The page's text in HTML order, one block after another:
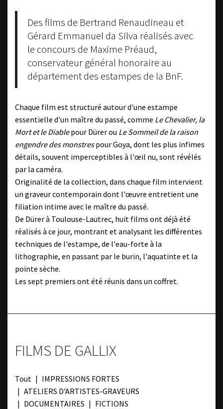
Des films de Bertrand Renaudineau et
Gérard Emmanuel da Silva réalisés avec
le concours de Maxime Préaud,
conservateur général honoraire au
département des estampes de la BnF.
Chaque film est structuré autour d'une estampe
essentielle d'un maître du passé, comme Le Chevalier, la
Mort et le Diablepour Dürer ou Le Sommeil de la raison
engendre des monstrespour Goya, dont les plus infimes
détails, souvent imperceptibles à l'œil nu, sont révélés
par la caméra.
Originalité de la collection, dans chaque film intervient
un graveur contemporain dont l'œuvre entretient une
filiation intime avec le maître du passé.
De Dürer à Toulouse-Lautrec, huit films ont déjà été
réalisés à ce jour, montrant et analysant les différentes
techniques de l'estampe, de l'eau-forte à la
lithographie, en passant par le burin, l'aquatinte et la
pointe sèche.
Les sept premiers ont été réunis dans un coffret.
FILMS DE GALLIX
Tout
IMPRESSIONS FORTES
ATELIERS D'ARTISTES-GRAVEURS
DOCUMENTAIRES
FICTIONS